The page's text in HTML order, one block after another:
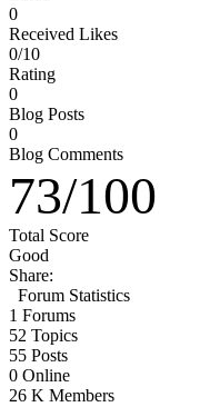
0
Received Likes
0/10
Rating
0
Blog Posts
0
Blog Comments
73/100
Total Score
Good
Share:
Forum Statistics
1 Forums
52 Topics
55 Posts
0 Online
26 K Members